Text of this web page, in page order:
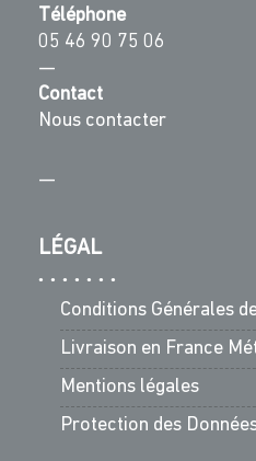
Téléphone
05 46 90 75 06
—
Contact
Nous contacter
—
LÉGAL
Conditions Générales
Livraison en France
Mentions légales
Protection des